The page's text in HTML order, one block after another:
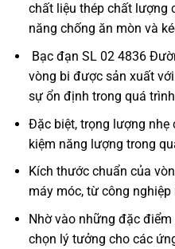
chất liệu thép chất lượng
năng chống ăn mòn và
Bạc đạn SL 02 4836
vòng bi được sản xuất
sự ổn định trong quá
Đặc biệt, trọng lượng nhẹ
kiệm năng lượng trong
Kích thước chuẩn của
máy móc, từ công
Nhờ vào những đặc
chọn lý tưởng cho các